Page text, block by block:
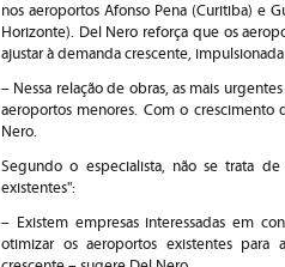
nos aeroportos Afonso Pena (Curitiba) e
Horizonte). Del Nero reforça que os
ajustar à demanda crescente, impulsionada
– Nessa relação de obras, as mais
aeroportos menores. Com o
Nero.
Segundo o especialista, não se trata
existentes":
– Existem empresas interessadas em
otimizar os aeroportos existentes para